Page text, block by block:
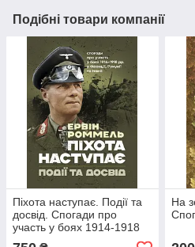
Подібні товари компанії
Піхота наступає. Події та
досвід. Спогади про
участь у боях 1914-1918
роках у Франції, Румунії та
На